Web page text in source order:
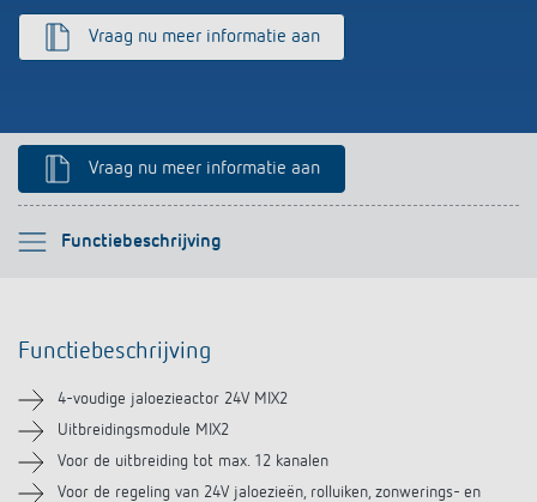
Impulsrelais: licht eenvoudig, efficiënt en
Vraag nu meer informatie aan
Vraag nu meer informatie aan
Functiebeschrijving
Selecteer alstublieft
Technische informatie
Downloads
Videos
Functiebeschrijving
4-voudige jaloezieactor 24V MIX2
Uitbreidingsmodule MIX2
Voor de uitbreiding tot max. 12 kanalen
Voor de regeling van 24V jaloezieën, rolluiken, zonwerings- en